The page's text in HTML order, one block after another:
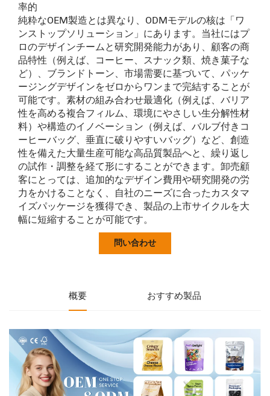
率的
純粋なOEM製造とは異なり、ODMモデルの核は「ワ
ンストップソリューション」にあります。当社にはプ
ロのデザインチームと研究開発能力があり、顧客の商
品特性（例えば、コーヒー、スナック類、焼き菓子な
ど）、ブランドトーン、市場需要に基づいて、パッケ
ージングデザインをゼロからワンまで完結することが
可能です。素材の組み合わせ最適化（例えば、バリア
性を高める複合フィルム、環境にやさしい生分解性材
料）や構造のイノベーション（例えば、バルブ付きコ
ーヒーバッグ、垂直に破りやすいバッグ）など、創造
性を備えた大量生産可能な高品質製品へと、繰り返し
の試作・調整を経て形にすることができます。卸売顧
客にとっては、追加的なデザイン費用や研究開発の労
力をかけることなく、自社のニーズに合ったカスタマ
イズパッケージを獲得でき、製品の上市サイクルを大
幅に短縮することが可能です。
問い合わせ
概要 おすすめ製品